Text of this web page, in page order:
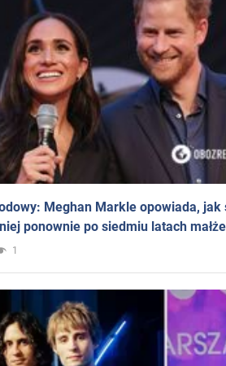
Meghan Markle opowiada, jak
ponownie po siedmiu latach
1